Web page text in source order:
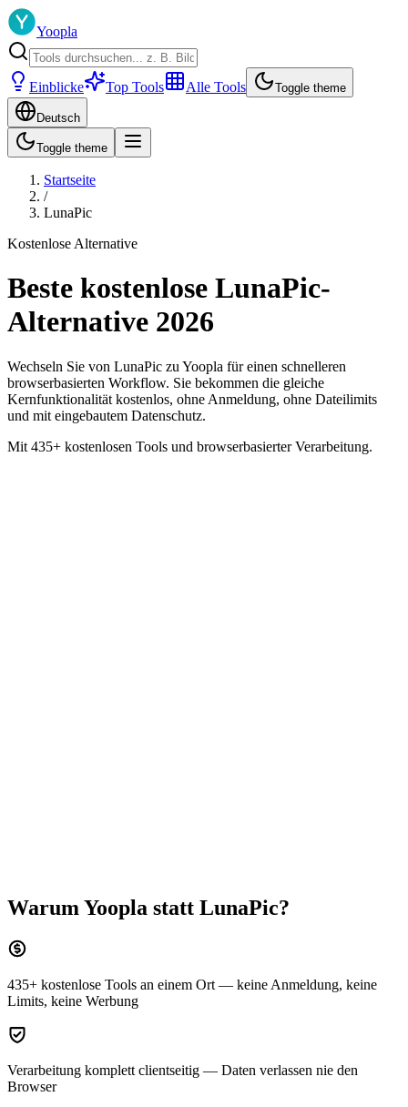
Yoopla
Einblicke Top Tools Alle Tools Toggle theme
Deutsch
Toggle theme
Startseite
/
LunaPic
Kostenlose Alternative
Beste kostenlose LunaPic-
Alternative 2026
Wechseln Sie von LunaPic zu Yoopla für einen schnelleren
browserbasierten Workflow. Sie bekommen die gleiche
Kernfunktionalität kostenlos, ohne Anmeldung, ohne Dateilimits
und mit eingebautem Datenschutz.
Mit 435+ kostenlosen Tools und browserbasierter Verarbeitung.
Warum Yoopla statt LunaPic?
435+ kostenlose Tools an einem Ort — keine Anmeldung, keine
Limits, keine Werbung
Verarbeitung komplett clientseitig — Daten verlassen nie den
Browser